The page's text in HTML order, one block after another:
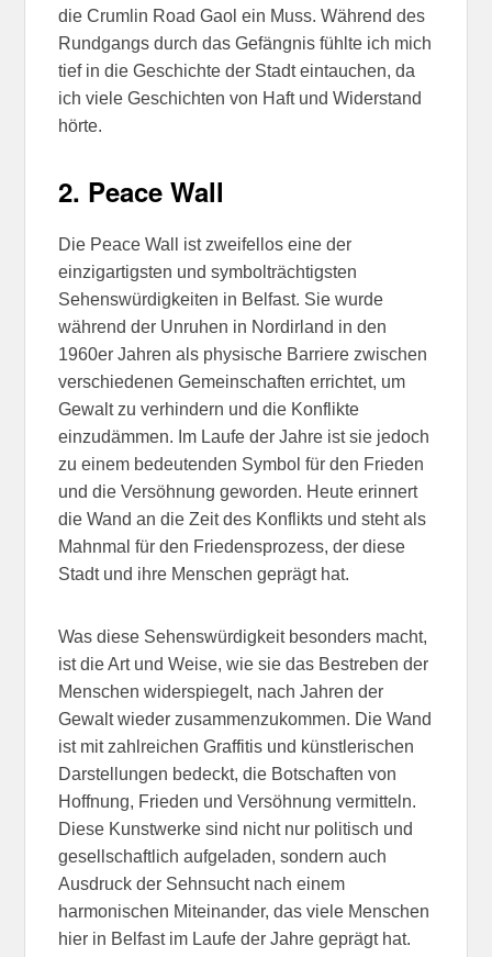
die Crumlin Road Gaol ein Muss. Während des
Rundgangs durch das Gefängnis fühlte ich mich
tief in die Geschichte der Stadt eintauchen, da
ich viele Geschichten von Haft und Widerstand
hörte.
2. Peace Wall
Die Peace Wall ist zweifellos eine der
einzigartigsten und symbolträchtigsten
Sehenswürdigkeiten in Belfast. Sie wurde
während der Unruhen in Nordirland in den
1960er Jahren als physische Barriere zwischen
verschiedenen Gemeinschaften errichtet, um
Gewalt zu verhindern und die Konflikte
einzudämmen. Im Laufe der Jahre ist sie jedoch
zu einem bedeutenden Symbol für den Frieden
und die Versöhnung geworden. Heute erinnert
die Wand an die Zeit des Konflikts und steht als
Mahnmal für den Friedensprozess, der diese
Stadt und ihre Menschen geprägt hat.
Was diese Sehenswürdigkeit besonders macht,
ist die Art und Weise, wie sie das Bestreben der
Menschen widerspiegelt, nach Jahren der
Gewalt wieder zusammenzukommen. Die Wand
ist mit zahlreichen Graffitis und künstlerischen
Darstellungen bedeckt, die Botschaften von
Hoffnung, Frieden und Versöhnung vermitteln.
Diese Kunstwerke sind nicht nur politisch und
gesellschaftlich aufgeladen, sondern auch
Ausdruck der Sehnsucht nach einem
harmonischen Miteinander, das viele Menschen
hier in Belfast im Laufe der Jahre geprägt hat.